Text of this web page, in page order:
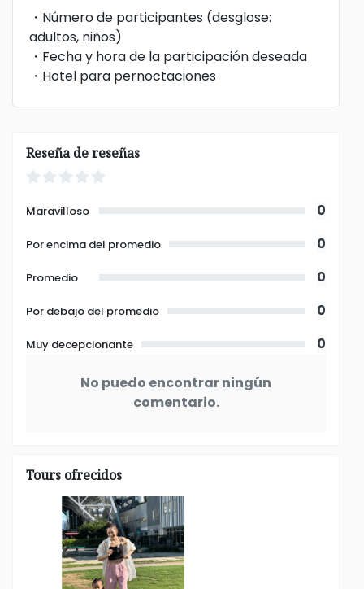
・Número de participantes (desglose:
adultos, niños)
・Fecha y hora de la participación deseada
・Hotel para pernoctaciones
Reseña de reseñas
Maravilloso 0
Por encima del promedio 0
Promedio 0
Por debajo del promedio 0
Muy decepcionante 0
No puedo encontrar ningún
comentario.
Tours ofrecidos